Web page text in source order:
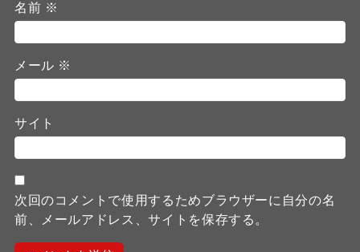
名前 ※
メール ※
サイト
次回のコメントで使用するためブラウザーに自分の名
前、メールアドレス、サイトを保存する。